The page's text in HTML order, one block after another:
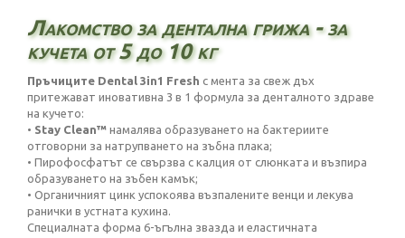
Лакомство за дентална грижа - за
кучета от 5 до 10 кг
Пръчиците Dental 3in1 Fresh с мента за свеж дъх
притежават иновативна 3 в 1 формула за денталното здраве
на кучето:
• Stay Clean™ намалява образуването на бактериите
отговорни за натрупването на зъбна плака;
• Пирофосфатът се свързва с калция от слюнката и възпира
образуването на зъбен камък;
• Органичният цинк успокоява възпалените венци и лекува
ранички в устната кухина.
Специалната форма 6-ъгълна звазда и еластичната